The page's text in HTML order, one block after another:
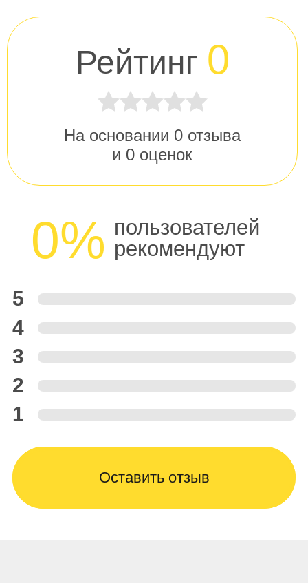
Рейтинг 0
На основании 0 отзыва
и 0 оценок
0% пользователей
рекомендуют
5
4
3
2
1
Оставить отзыв